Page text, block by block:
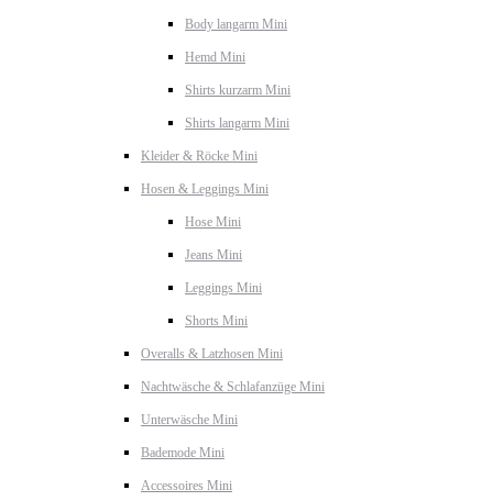
Body langarm Mini
Hemd Mini
Shirts kurzarm Mini
Shirts langarm Mini
Kleider & Röcke Mini
Hosen & Leggings Mini
Hose Mini
Jeans Mini
Leggings Mini
Shorts Mini
Overalls & Latzhosen Mini
Nachtwäsche & Schlafanzüge Mini
Unterwäsche Mini
Bademode Mini
Accessoires Mini